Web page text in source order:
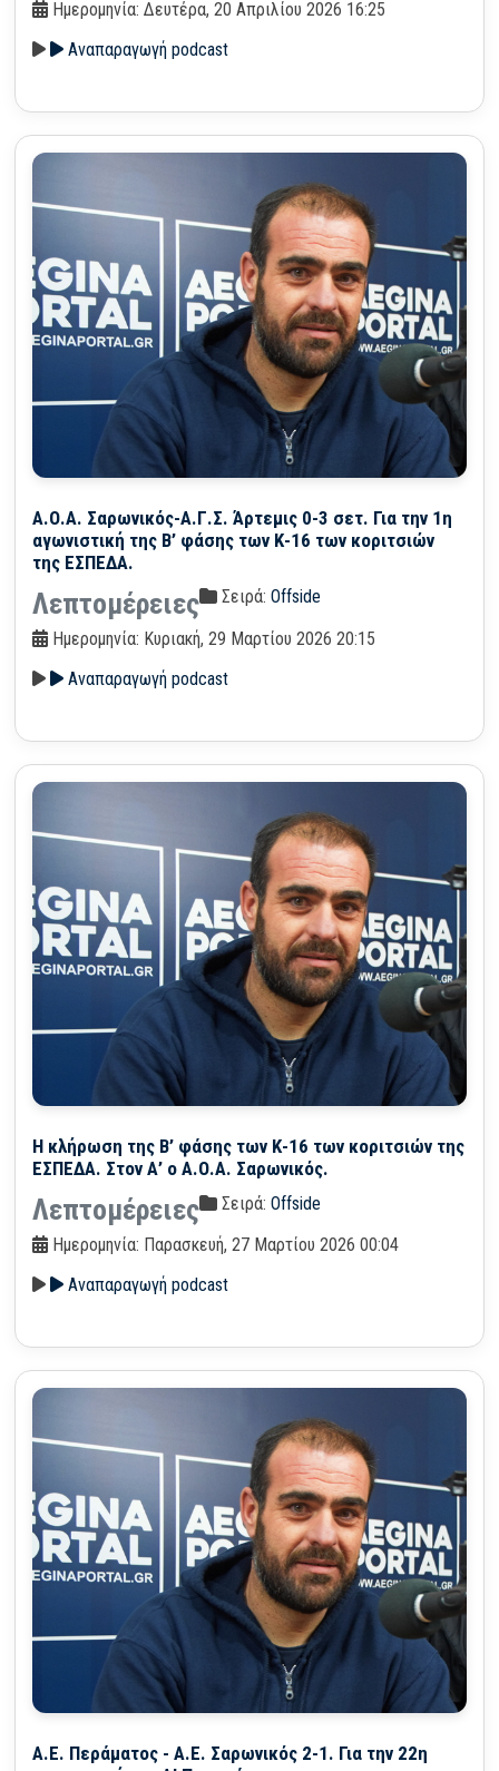
Ημερομηνία: Δευτέρα, 20 Απριλίου 2026 16:25
Αναπαραγωγή podcast
Α.Ο.Α. Σαρωνικός-Α.Γ.Σ. Άρτεμις 0-3 σετ. Για την 1η
αγωνιστική της Β’ φάσης των Κ-16 των κοριτσιών
της ΕΣΠΕΔΑ.
Λεπτομέρειες Σειρά:Offside
Ημερομηνία: Κυριακή, 29 Μαρτίου 2026 20:15
Αναπαραγωγή podcast
Η κλήρωση της Β’ φάσης των Κ-16 των κοριτσιών της
ΕΣΠΕΔΑ. Στον Α’ ο Α.Ο.Α. Σαρωνικός.
Λεπτομέρειες Σειρά:Offside
Ημερομηνία: Παρασκευή, 27 Μαρτίου 2026 00:04
Αναπαραγωγή podcast
Α.Ε. Περάματος - Α.Ε. Σαρωνικός 2-1. Για την 22η